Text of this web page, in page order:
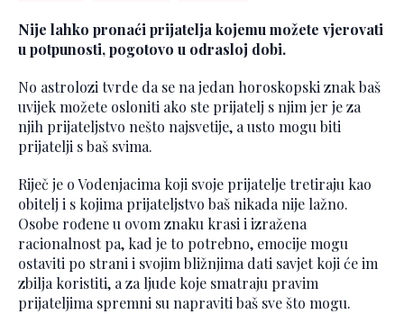
Nije lahko pronaći prijatelja kojemu možete vjerovati
u potpunosti, pogotovo u odrasloj dobi.
No astrolozi tvrde da se na jedan horoskopski znak baš
uvijek možete osloniti ako ste prijatelj s njim jer je za
njih prijateljstvo nešto najsvetije, a usto mogu biti
prijatelji s baš svima.
Riječ je o Vodenjacima koji svoje prijatelje tretiraju kao
obitelj i s kojima prijateljstvo baš nikada nije lažno.
Osobe rođene u ovom znaku krasi i izražena
racionalnost pa, kad je to potrebno, emocije mogu
ostaviti po strani i svojim bližnjima dati savjet koji će im
zbilja koristiti, a za ljude koje smatraju pravim
prijateljima spremni su napraviti baš sve što mogu.